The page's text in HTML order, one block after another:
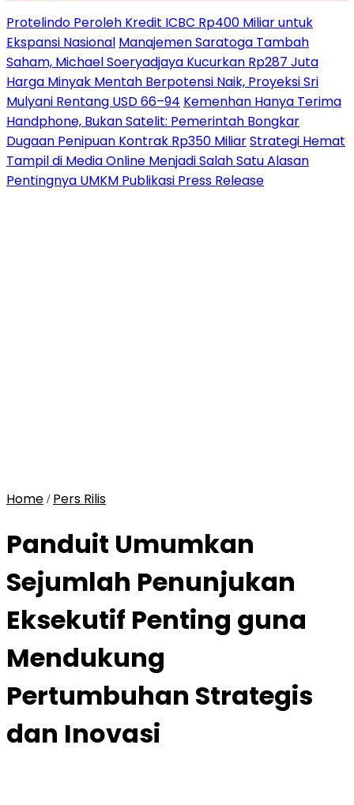
Protelindo Peroleh Kredit ICBC Rp400 Miliar untuk
Ekspansi Nasional Manajemen Saratoga Tambah
Saham, Michael Soeryadjaya Kucurkan Rp287 Juta
Harga Minyak Mentah Berpotensi Naik, Proyeksi Sri
Mulyani Rentang USD 66–94 Kemenhan Hanya Terima
Handphone, Bukan Satelit: Pemerintah Bongkar
Dugaan Penipuan Kontrak Rp350 MiliarStrategi Hemat
Tampil di Media Online Menjadi Salah Satu Alasan
Pentingnya UMKM Publikasi Press Release
Home / Pers Rilis
Panduit Umumkan
Sejumlah Penunjukan
Eksekutif Penting guna
Mendukung
Pertumbuhan Strategis
dan Inovasi